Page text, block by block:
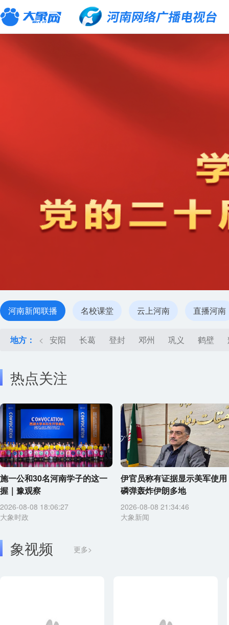
河南新闻联播 名校课堂 云上河南 直播河南
地方： < 安阳 长葛 登封 邓州 巩义 鹤壁
热点关注
施一公和30名河南学子的这一
握｜豫观察
2026-08-08 18:06:27
大象时政
伊官员称有证据显示美军使用
磷弹轰炸伊朗多地
2026-08-08 21:34:46
大象新闻
象视频 更多>